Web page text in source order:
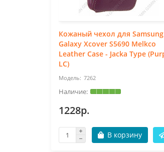
Кожаный чехол для Samsung
Galaxy Xcover S5690 Melkco
Leather Case - Jacka Type
LC)
7262
1228р.
В корзину